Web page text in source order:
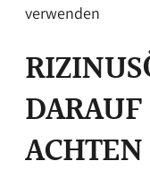
verwenden
ACHTEN